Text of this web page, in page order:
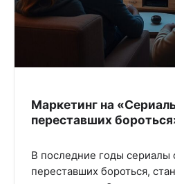
Маркетинг на
переставших
В последние годы сериалы
переставших бороться,